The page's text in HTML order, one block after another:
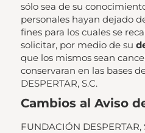
sólo sea de su
personales hayan dejado
fines para los cuales se
solicitar, por medio de su
que los mismos sean
conservaran en las bases
DESPERTAR, S.C.
Cambios al Aviso
FUNDACIÓN DESPERTAR,